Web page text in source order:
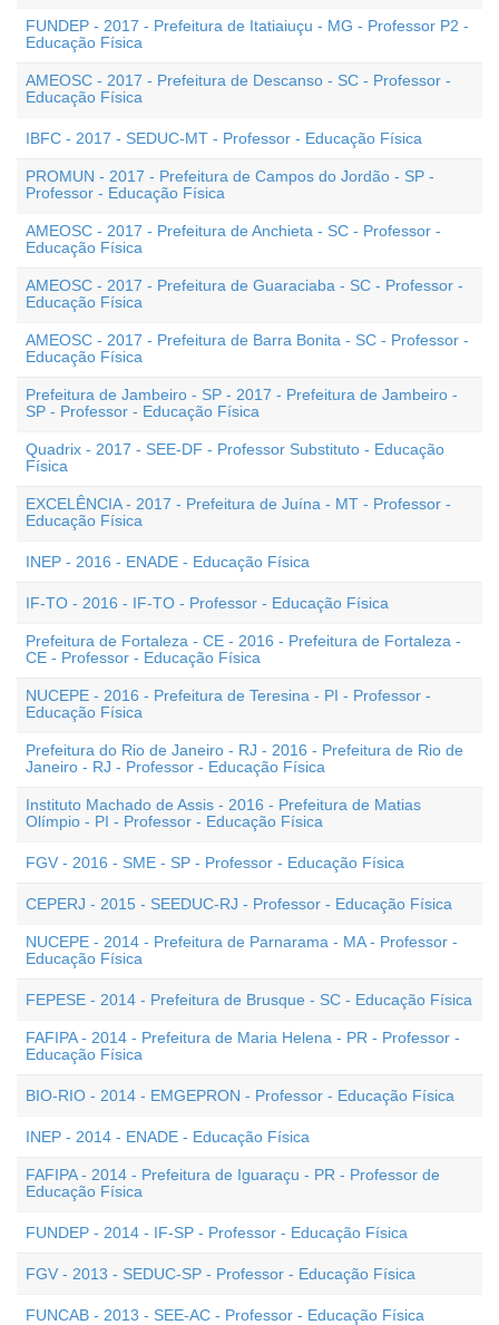
FUNDEP - 2017 - Prefeitura de Itatiaiuçu - MG - Professor P2 -
Educação Física
AMEOSC - 2017 - Prefeitura de Descanso - SC - Professor -
Educação Física
IBFC - 2017 - SEDUC-MT - Professor - Educação Física
PROMUN - 2017 - Prefeitura de Campos do Jordão - SP -
Professor - Educação Física
AMEOSC - 2017 - Prefeitura de Anchieta - SC - Professor -
Educação Física
AMEOSC - 2017 - Prefeitura de Guaraciaba - SC - Professor -
Educação Física
AMEOSC - 2017 - Prefeitura de Barra Bonita - SC - Professor -
Educação Física
Prefeitura de Jambeiro - SP - 2017 - Prefeitura de Jambeiro -
SP - Professor - Educação Física
Quadrix - 2017 - SEE-DF - Professor Substituto - Educação
Física
EXCELÊNCIA - 2017 - Prefeitura de Juína - MT - Professor -
Educação Física
INEP - 2016 - ENADE - Educação Física
IF-TO - 2016 - IF-TO - Professor - Educação Física
Prefeitura de Fortaleza - CE - 2016 - Prefeitura de Fortaleza -
CE - Professor - Educação Física
NUCEPE - 2016 - Prefeitura de Teresina - PI - Professor -
Educação Física
Prefeitura do Rio de Janeiro - RJ - 2016 - Prefeitura de Rio de
Janeiro - RJ - Professor - Educação Física
Instituto Machado de Assis - 2016 - Prefeitura de Matias
Olímpio - PI - Professor - Educação Física
FGV - 2016 - SME - SP - Professor - Educação Física
CEPERJ - 2015 - SEEDUC-RJ - Professor - Educação Física
NUCEPE - 2014 - Prefeitura de Parnarama - MA - Professor -
Educação Física
FEPESE - 2014 - Prefeitura de Brusque - SC - Educação Física
FAFIPA - 2014 - Prefeitura de Maria Helena - PR - Professor -
Educação Física
BIO-RIO - 2014 - EMGEPRON - Professor - Educação Física
INEP - 2014 - ENADE - Educação Física
FAFIPA - 2014 - Prefeitura de Iguaraçu - PR - Professor de
Educação Física
FUNDEP - 2014 - IF-SP - Professor - Educação Física
FGV - 2013 - SEDUC-SP - Professor - Educação Física
FUNCAB - 2013 - SEE-AC - Professor - Educação Física